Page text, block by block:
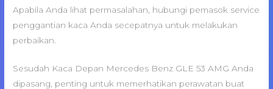
Apabila Anda lihat permasalahan, hubungi pemasok service
penggantian kaca Anda secepatnya untuk melakukan
perbaikan.
Sesudah Kaca Depan Mercedes Benz GLE 53 AMG Anda
dipasang, penting untuk memerhatikan perawatan buat